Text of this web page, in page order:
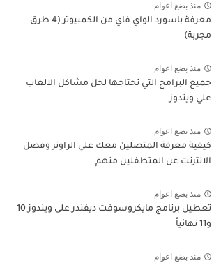
منذ بضع اعوام
معرفة باسورد الواي فاي من الكمبيوتر (4 طرق
مجربة)
منذ بضع اعوام
جميع البرامج التي تحتاجها لحل مشاكل الالعاب
علي ويندوز
منذ بضع اعوام
كيفية معرفة المتصلين معك علي الراوتر وفصل
الانترنت عن المتطفلين منهم
منذ بضع اعوام
تعطيل برنامج مايكروسوفت ديفندر على ويندوز 10
و11 نهائياً
منذ بضع اعوام